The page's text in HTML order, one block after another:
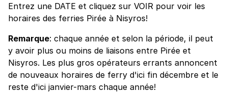
Entrez une DATE et cliquez sur VOIR pour voir les
horaires des ferries Pirée à Nisyros!
Remarque: chaque année et selon la période, il peut
y avoir plus ou moins de liaisons entre Pirée et
Nisyros. Les plus gros opérateurs errants annoncent
de nouveaux horaires de ferry d'ici fin décembre et le
reste d'ici janvier-mars chaque année!